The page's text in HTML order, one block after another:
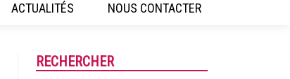
ACTUALITÉS NOUS CONTACTER
RECHERCHER